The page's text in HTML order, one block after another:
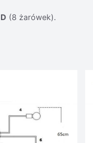
D (8 żarówek).